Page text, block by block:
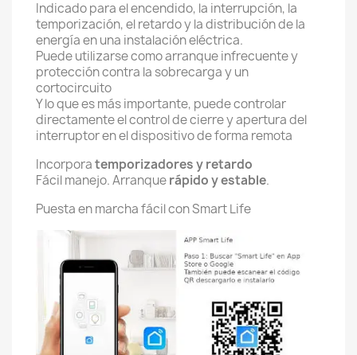
Indicado para el encendido, la interrupción, la
temporización, el retardo y la distribución de la
energía en una instalación eléctrica.
Puede utilizarse como arranque infrecuente y
protección contra la sobrecarga y un
cortocircuito
Y lo que es más importante, puede controlar
directamente el control de cierre y apertura del
interruptor en el dispositivo de forma remota
Incorporatemporizadores y retardo
Fácil manejo. Arranquerápido y estable.
Puesta en marcha fácil con Smart Life